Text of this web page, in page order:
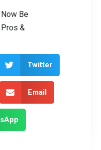
Be
&
Twitter
Email